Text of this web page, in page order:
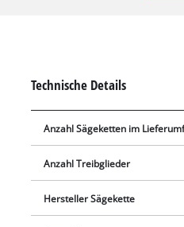
Technische Details
Anzahl Sägeketten im
Anzahl Treibglieder
Hersteller Sägekette